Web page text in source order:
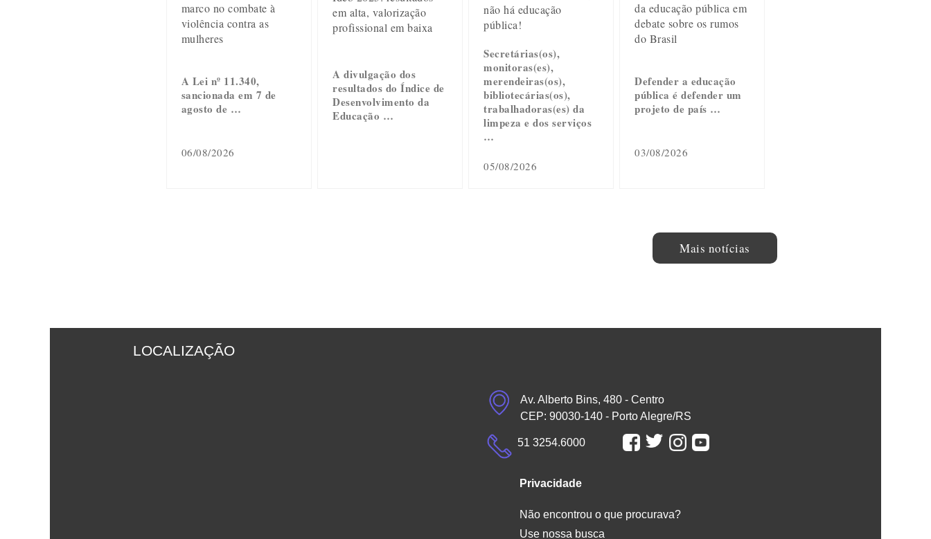
marco no combate à
violência contra as
mulheres
A Lei nº 11.340,
sancionada em 7 de
agosto de …
06/08/2026
em alta, valorização
profissional em baixa
A divulgação dos
resultados do Índice de
Desenvolvimento da
Educação …
não há educação
pública!
Secretárias(os),
monitoras(es),
merendeiras(os),
bibliotecárias(os),
trabalhadoras(es) da
limpeza e dos serviços
…
05/08/2026
da educação pública em
debate sobre os rumos
do Brasil
Defender a educação
pública é defender um
projeto de país …
03/08/2026
Mais notícias
LOCALIZAÇÃO
Av. Alberto Bins, 480 - Centro
CEP: 90030-140 - Porto Alegre/RS
51 3254.6000
Privacidade
Não encontrou o que procurava?
Use nossa busca